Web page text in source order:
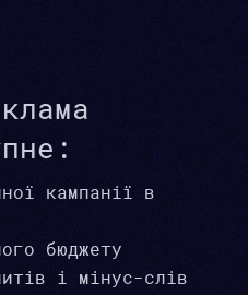
кампанії в
бюджету
і мінус-слів